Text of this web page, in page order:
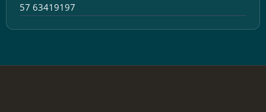
57 63419197